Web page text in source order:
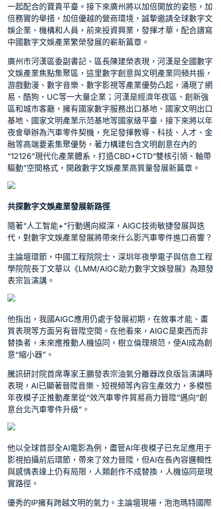
一起配合的寶貴平臺。接下來廣州將以加倍開放的姿態，加
倍務實的舉措，加倍優越的營商環境，誠摯邀請全球數字文
娛企業、機構和人員，前來投資興業，發揮才華，配合譜寫
中國數字文娛產業繁榮發展的嶄新篇章。
廣州市河漢區委副書記、區長陳建榮表現，河漢是全國數字
文娛產業焦點集聚區，這里數字創意與文明產業同頻共振，
游戲動漫、數字音樂、數字影視等產業優勢凸起，涌現了網
易、酷狗、UC等一大量企業；河漢是經濟年夜區、創新強
區和城市客廳，擁有國家數字服務出口基地、國家文明出口
基地、國家文明產業示范基地等國家級平臺，接下來將以年
夜會舉辦為汽車零件契機，充足發揮教導、科技、人才、金
融等高端要素集聚優勢，著力構建包含文明創意在內的
“12126”現代化產業體系，打造CBD+CTD“雙核引領、軸帶
驅動”空間格式，開啟數字文娛產業高質量發展新篇章。
共探數字文娛產業發展新路徑
隨著“人工智能+”行動邁向縱深，AIGC技術敏捷發展與迭
代，對數字文娛產業發展將帶來什么影汽車零件進口商響？
主論壇環節，中國工程院院士、深圳年夜學電子與信息工程
學院院長丁文華以《LMM/AIGC助力數字文娛發展》為題發
表宗旨演講。
他指出，我國AIGC應用仍處于發展初期，在敘事才能、畫
質表現等方面另有晉陞空間。在他看來，AIGC是東西而非
替換者，未來應推動人機協同，樹立倫理規范，使AI成為創
意“縮小器”。
騰訊研討院首席專家王鵬發表宗油氣分離器改良版旨演講時
表現，AI已顯著晉陞音樂、短視頻等內容生產效力，多模態
年夜模子正推動產業從“效汽車零件貿易商力晉陞”邁向“創
意台北汽車零件升級”。
他以全球首部全AI電影為例，盡管AI年夜模子已充足應用于
影視拍攝前后環節，帶來了效力晉陞，但AI在長內容邏輯性
與感情表達上仍有局限，人類創作不成替換，人機協同是現
實路徑。
優秀的IP擁有跨越文明的氣力。主論壇現場，泡泡瑪特國際